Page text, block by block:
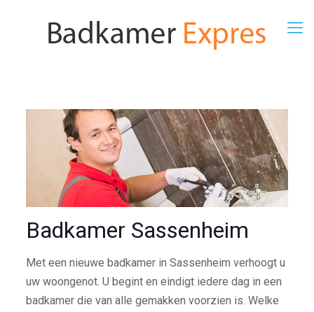
Badkamer Sassenheim
Met een nieuwe badkamer in Sassenheim verhoogt u
uw woongenot. U begint en eindigt iedere dag in een
badkamer die van alle gemakken voorzien is. Welke